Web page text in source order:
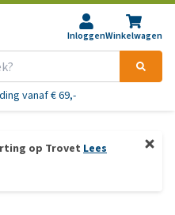
InloggenWinkelwagen
vanaf € 69,-
op Trovet Lees